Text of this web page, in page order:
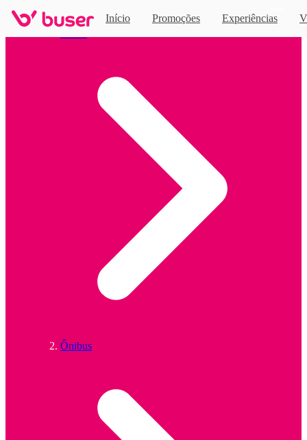
Início Promoções Experiências
Ônibus